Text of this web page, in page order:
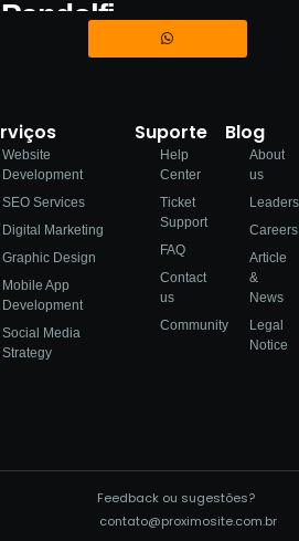
Website
Development
SEO Services
Digital Marketing
Graphic Design
Mobile App
Development
Social Media
Strategy
Suporte
Help
Center
Ticket
Support
FAQ
Contact
us
Community
Blog
About
us
Careers
Article
&
News
Legal
Notice
Feedback ou sugestões?
contato@proximosite.com.br